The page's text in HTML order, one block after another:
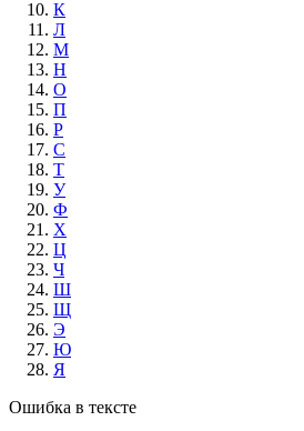
К
Л
М
Н
О
П
Р
С
Т
У
Ф
Х
Ц
Ч
Ш
Щ
Э
Ю
Я
Ошибка в тексте